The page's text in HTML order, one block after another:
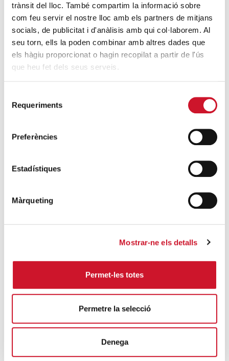
trànsit del lloc. També compartim la informació sobre
com feu servir el nostre lloc amb els partners de mitjans
socials, de publicitat i d'anàlisis amb qui col·laborem. Al
seu torn, ells la poden combinar amb altres dades que
els hàgiu proporcionat o hagin recopilat a partir de l'ús
que heu fet dels seus serveis.
Requeriments
Preferències
Estadístiques
Màrqueting
Mostrar-ne els detalls
Permet-les totes
Permetre la selecció
Denega
Campañas solidarias
Sumant anys, restant drets ...